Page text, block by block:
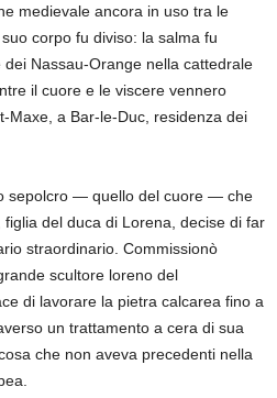
medievale ancora in uso tra le
corpo fu diviso: la salma fu
Nassau-Orange nella cattedrale
il cuore e le viscere vennero
Maxe, a Bar-le-Duc, residenza dei
sepolcro — quello del cuore — che
, figlia del duca di Lorena, decise di far
straordinario. Commissionò
scultore loreno del
di lavorare la pietra calcarea fino a
un trattamento a cera di sua
che non aveva precedenti nella